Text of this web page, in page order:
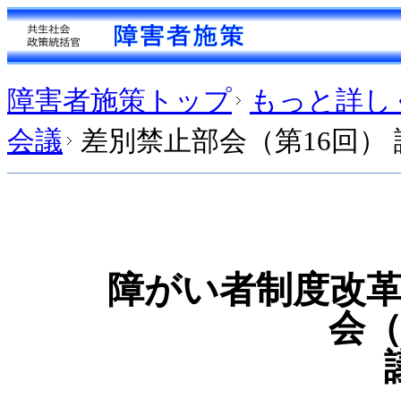
障害者施策トップ
もっと詳し
会議
差別禁止部会（第16回）
障がい者制度改
会